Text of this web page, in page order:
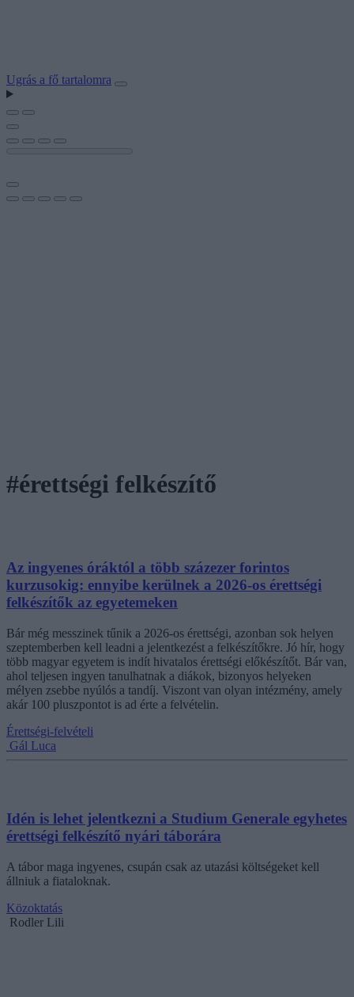
Ugrás a fő tartalomra
#érettségi felkészítő
Az ingyenes óráktól a több százezer forintos
kurzusokig: ennyibe kerülnek a 2026-os érettségi
felkészítők az egyetemeken
Bár még messzinek tűnik a 2026-os érettségi, azonban sok helyen
szeptemberben kell leadni a jelentkezést a felkészítőkre. Jó hír, hogy
több magyar egyetem is indít hivatalos érettségi előkészítőt. Bár van,
ahol teljesen ingyen tanulhatnak a diákok, bizonyos helyeken
mélyen zsebbe nyúlós a tandíj. Viszont van olyan intézmény, amely
akár 100 pluszpontot is ad érte a felvételin.
Érettségi-felvételi
Gál Luca
Idén is lehet jelentkezni a Studium Generale egyhetes
érettségi felkészítő nyári táborára
A tábor maga ingyenes, csupán csak az utazási költségeket kell
állniuk a fiataloknak.
Közoktatás
Rodler Lili